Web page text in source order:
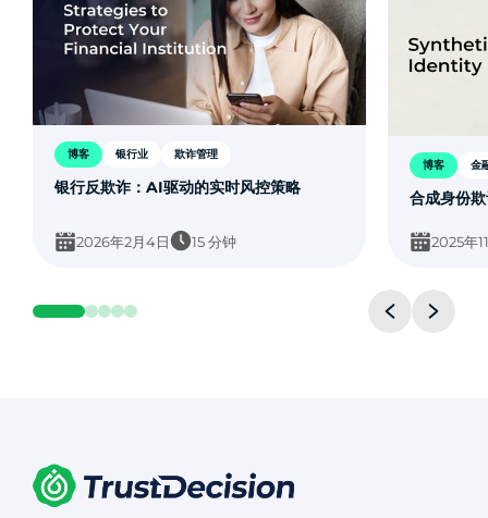
博客 银行业 欺诈管理
银行反欺诈：AI驱动的实时风控策略
2026年2月4日 15 分钟
博客 金
合成身份
2025年